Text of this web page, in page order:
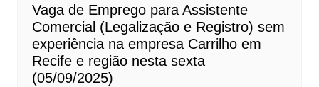
Vaga de Emprego para Assistente
Comercial (Legalização e Registro) sem
experiência na empresa Carrilho em
Recife e região nesta sexta
(05/09/2025)